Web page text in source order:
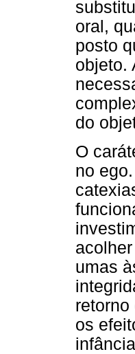
oral,
posto
objeto.
do
O
no
umas
os